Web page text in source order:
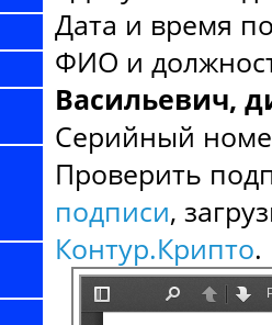
Дата и время
ФИО и
Васильевич,
Серийный
Проверить
подписи,
Контур.Крипто.